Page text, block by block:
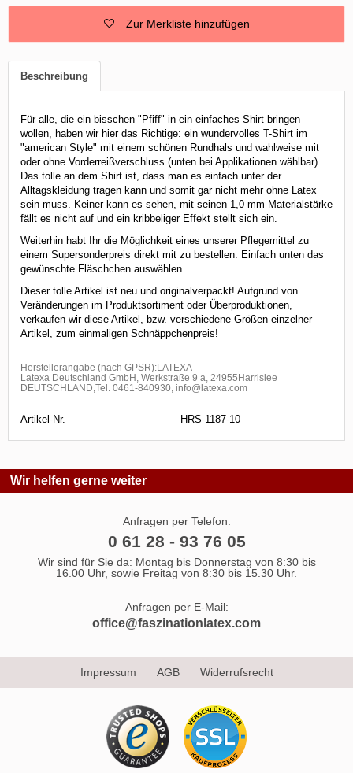
Zur Merkliste hinzufügen
Beschreibung
Für alle, die ein bisschen "Pfiff" in ein einfaches Shirt bringen
wollen, haben wir hier das Richtige: ein wundervolles T-Shirt im
"american Style" mit einem schönen Rundhals und wahlweise mit
oder ohne Vorderreißverschluss (unten bei Applikationen wählbar).
Das tolle an dem Shirt ist, dass man es einfach unter der
Alltagskleidung tragen kann und somit gar nicht mehr ohne Latex
sein muss. Keiner kann es sehen, mit seinen 1,0 mm Materialstärke
fällt es nicht auf und ein kribbeliger Effekt stellt sich ein.
Weiterhin habt Ihr die Möglichkeit eines unserer Pflegemittel zu
einem Supersonderpreis direkt mit zu bestellen. Einfach unten das
gewünschte Fläschchen auswählen.
Dieser tolle Artikel ist neu und originalverpackt! Aufgrund von
Veränderungen im Produktsortiment oder Überproduktionen,
verkaufen wir diese Artikel, bzw. verschiedene Größen einzelner
Artikel, zum einmaligen Schnäppchenpreis!
Herstellerangabe (nach GPSR):LATEXA
Latexa Deutschland GmbH, Werkstraße 9 a, 24955Harrislee
DEUTSCHLAND,Tel. 0461-840930, info@latexa.com
Artikel-Nr. HRS-1187-10
Wir helfen gerne weiter
Anfragen per Telefon:
0 61 28 - 93 76 05
Wir sind für Sie da: Montag bis Donnerstag von 8:30 bis
16.00 Uhr, sowie Freitag von 8:30 bis 15.30 Uhr.
Anfragen per E-Mail:
office@faszinationlatex.com
Impressum AGB Widerrufsrecht